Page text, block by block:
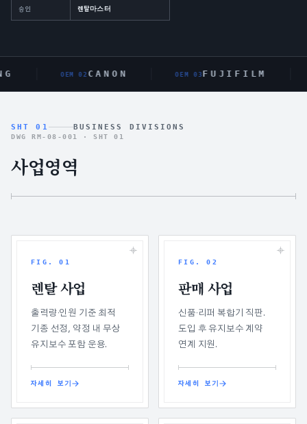
승인 렌탈마스터
OEM 0 2CANON OEM 0 3FUJIFILM
SHT 01 BUSINESS DIVISIONS
DWG RM-08-001 ·SHT 01
사업영역
FIG.01
렌탈 사업
출력량·인원 기준 최적
기종 선정, 약정 내 무상
유지보수 포함 운용.
자세히 보기
FIG.02
판매 사업
신품·리퍼 복합기 직판.
도입 후 유지보수 계약
연계 지원.
자세히 보기